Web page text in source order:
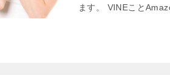
ます。 VINEこと